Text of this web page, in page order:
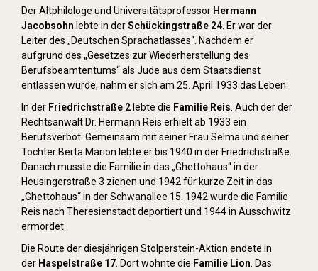
Der Altphilologe und Universitätsprofessor Hermann
Jacobsohn lebte in derSchückingstraße 24 . Er war der
Leiter des „Deutschen Sprachatlasses“. Nachdem er
aufgrund des „Gesetzes zur Wiederherstellung des
Berufsbeamtentums“ als Jude aus dem Staatsdienst
entlassen wurde, nahm er sich am 25. April 1933 das Leben.
In der Friedrichstraße 2lebte die Familie Reis . Auch der der
Rechtsanwalt Dr. Hermann Reis erhielt ab 1933 ein
Berufsverbot. Gemeinsam mit seiner Frau Selma und seiner
Tochter Berta Marion lebte er bis 1940 in der Friedrichstraße.
Danach musste die Familie in das „Ghettohaus“ in der
Heusingerstraße 3 ziehen und 1942 für kurze Zeit in das
„Ghettohaus“ in der Schwanallee 15. 1942 wurde die Familie
Reis nach Theresienstadt deportiert und 1944 in Ausschwitz
ermordet.
Die Route der diesjährigen Stolperstein-Aktion endete in
der Haspelstraße 17 . Dort wohnte die Familie Lion . Das